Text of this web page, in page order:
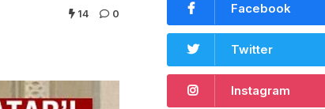
14 0 Facebook
Twitter
Instagram